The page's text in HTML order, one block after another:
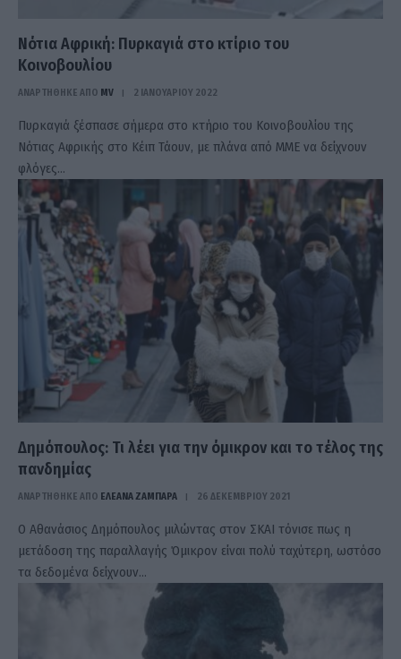
Νότια Αφρική: Πυρκαγιά στο κτίριο του
Κοινοβουλίου
ΑΝΑΡΤΗΘΗΚΕ ΑΠΟ MV 2 ΙΑΝΟΥΑΡΊΟΥ 2022
Πυρκαγιά ξέσπασε σήμερα στο κτήριο του Κοινοβουλίου της
Νότιας Αφρικής στο Κέιπ Τάουν, με πλάνα από ΜΜΕ να δείχνουν
φλόγες…
Δημόπουλος: Τι λέει για την όμικρον και το τέλος της
πανδημίας
ΑΝΑΡΤΗΘΗΚΕ ΑΠΟ ΕΛΕΑΝΑ ΖΑΜΠΑΡΑ 26 ΔΕΚΕΜΒΡΊΟΥ 2021
Ο Αθανάσιος Δημόπουλος μιλώντας στον ΣΚΑΙ τόνισε πως η
μετάδοση της παραλλαγής Όμικρον είναι πολύ ταχύτερη, ωστόσο
τα δεδομένα δείχνουν…